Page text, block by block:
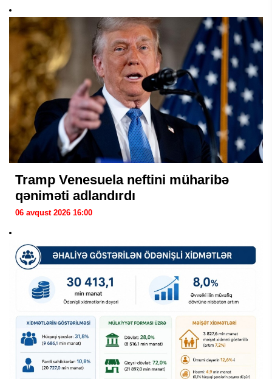
Tramp Venesuela neftini müharibə
qəniməti adlandırdı
06 avqust 2026 16:00